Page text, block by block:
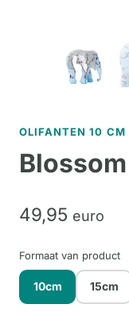
OLIFANTEN 10 CM
49,95 euro
Formaat van product
10cm 15cm